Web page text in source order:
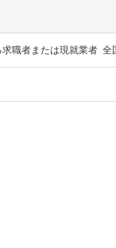
職者または現就業者